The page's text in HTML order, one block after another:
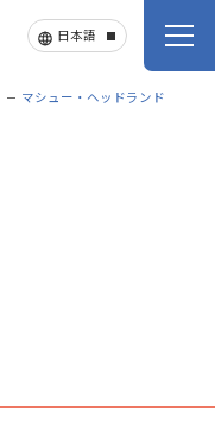
マシュー・ヘッドランド